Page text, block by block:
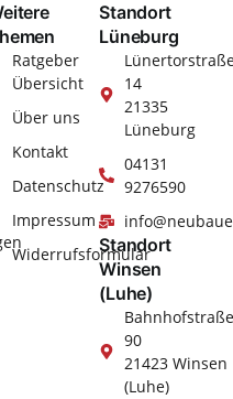
Ratgeber
Übersicht
Über uns
Kontakt
Datenschutz
Impressum
Widerrufsformular
Standort
Lüneburg
14
21335
Lüneburg
04131
9276590
Standort
Winsen
(Luhe)
Bahnhofstraße
90
21423 Winsen
(Luhe)